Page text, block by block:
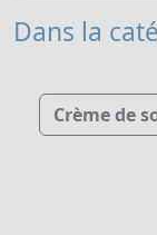
Dans la
Crème de